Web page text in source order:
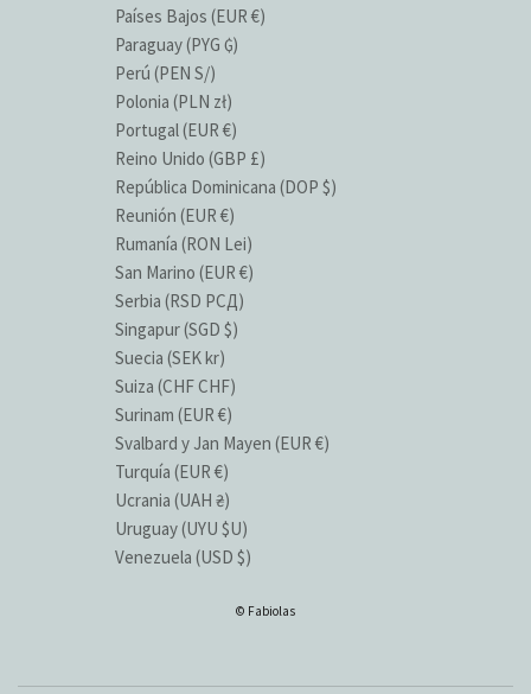
Países Bajos (EUR €)
Paraguay (PYG ₲)
Perú (PEN S/)
Polonia (PLN zł)
Portugal (EUR €)
Reino Unido (GBP £)
República Dominicana (DOP $)
Reunión (EUR €)
Rumanía (RON Lei)
San Marino (EUR €)
Serbia (RSD РСД)
Singapur (SGD $)
Suecia (SEK kr)
Suiza (CHF CHF)
Surinam (EUR €)
Svalbard y Jan Mayen (EUR €)
Turquía (EUR €)
Ucrania (UAH ₴)
Uruguay (UYU $U)
Venezuela (USD $)
© Fabiolas